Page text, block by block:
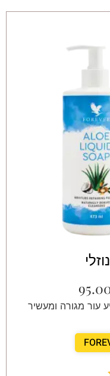
עור מגורה ומעשיר